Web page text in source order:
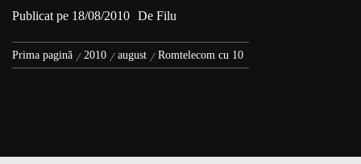
Publicat pe 18/08/2010 De Filu
Prima pagină 2010 august Romtelecom cu 10